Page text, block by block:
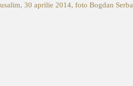
30 aprilie 2014, foto Bogdan